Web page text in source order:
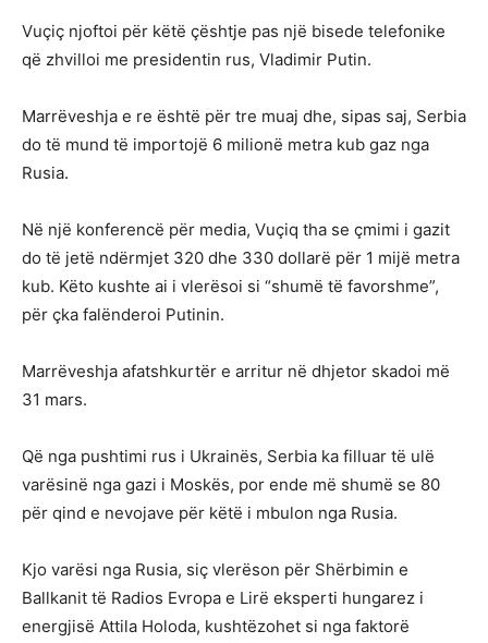
Vuçiç njoftoi për këtë çështje pas një bisede telefonike
që zhvilloi me presidentin rus, Vladimir Putin.
Marrëveshja e re është për tre muaj dhe, sipas saj, Serbia
do të mund të importojë 6 milionë metra kub gaz nga
Rusia.
Në një konferencë për media, Vuçiq tha se çmimi i gazit
do të jetë ndërmjet 320 dhe 330 dollarë për 1 mijë metra
kub. Këto kushte ai i vlerësoi si “shumë të favorshme”,
për çka falënderoi Putinin.
Marrëveshja afatshkurtër e arritur në dhjetor skadoi më
31 mars.
Që nga pushtimi rus i Ukrainës, Serbia ka filluar të ulë
varësinë nga gazi i Moskës, por ende më shumë se 80
për qind e nevojave për këtë i mbulon nga Rusia.
Kjo varësi nga Rusia, siç vlerëson për Shërbimin e
Ballkanit të Radios Evropa e Lirë eksperti hungarez i
energjisë Attila Holoda, kushtëzohet si nga faktorë